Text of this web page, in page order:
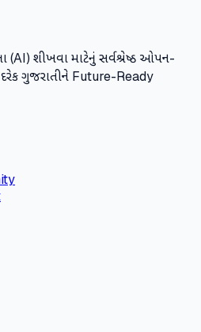
(AI) શીખવા માટેનું સર્વશ્રેષ્ઠ ઓપન-
દરેક ગુજરાતીને Future-Ready